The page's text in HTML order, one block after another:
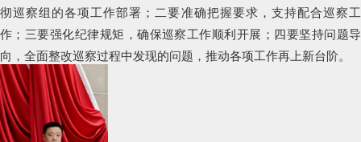
彻巡察组的各项工作部署；二要准确把握要求，支持配合巡察工
作；三要强化纪律规矩，确保巡察工作顺利开展；四要坚持问题导
向，全面整改巡察过程中发现的问题，推动各项工作再上新台阶。